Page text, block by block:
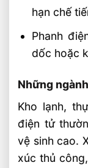
hạn chế
Phanh
dốc hoặc
Những
Kho lạnh,
điện tử
vệ sinh cao.
xúc thủ